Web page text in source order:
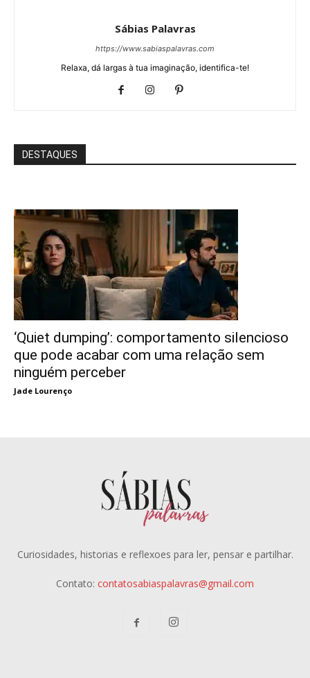
Sábias Palavras
https://www.sabiaspalavras.com
Relaxa, dá largas à tua imaginação, identifica-te!
DESTAQUES
‘Quiet dumping’: comportamento silencioso
que pode acabar com uma relação sem
ninguém perceber
Jade Lourenço
Curiosidades, historias e reflexoes para ler, pensar e partilhar.
Contato: contatosabiaspalavras@gmail.com